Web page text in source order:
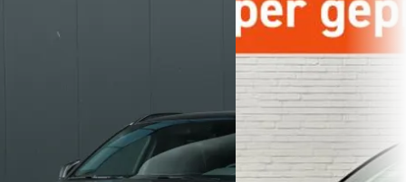
1.5 T5 262pk Recharge R-Design
Scherp geprijsd
1.5 T4 Plug-in hybrid Plus
Automaat / Navi /
Luxe Uitvoering
€ 33.493
v.a. € 710/mnd
Marktconform